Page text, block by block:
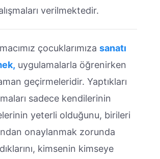
verilmektedir.
çocuklarımıza sanatı
uygulamalarla öğrenirken
geçirmeleridir. Yaptıkları
sadece kendilerinin
yeterli olduğunu, birileri
onaylanmak zorunda
kimsenin kimseye